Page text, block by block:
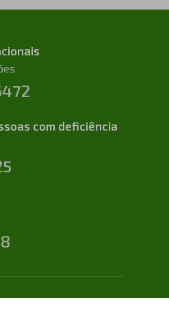
com deficiência